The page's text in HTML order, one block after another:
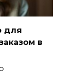
для
в